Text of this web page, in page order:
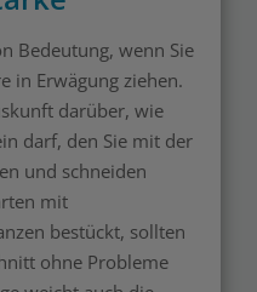
Bedeutung, wenn Sie
in Erwägung ziehen.
darüber, wie
darf, den Sie mit der
und schneiden
mit
bestückt, sollten
ohne Probleme